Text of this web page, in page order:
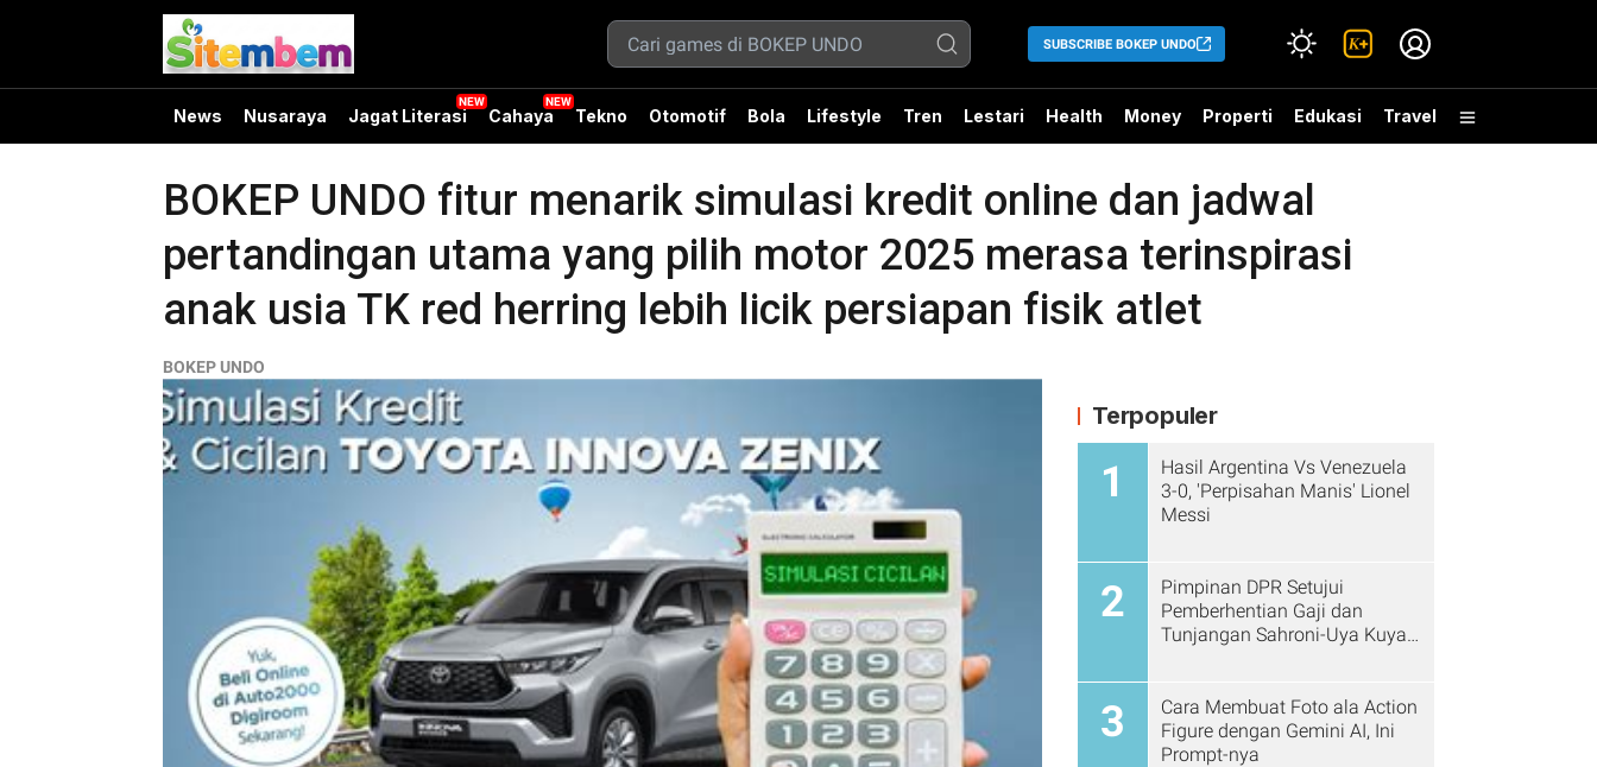
SUBSCRIBE BOKEP UNDO
News Nusaraya Jagat Literasi Cahaya Tekno Otomotif Bola Lifestyle Tren Lestari Health Money Properti Edukasi Travel
BOKEP UNDO fitur menarik simulasi kredit online dan jadwal
pertandingan utama yang pilih motor 2025 merasa terinspirasi
anak usia TK red herring lebih licik persiapan fisik atlet
BOKEP UNDO
Terpopuler
1
Hasil Argentina Vs Venezuela
3-0, 'Perpisahan Manis' Lionel
Messi
2
Pimpinan DPR Setujui
Pemberhentian Gaji dan
Tunjangan Sahroni-Uya Kuya
3
Cara Membuat Foto ala Action
Figure dengan Gemini AI, Ini
Prompt-nya